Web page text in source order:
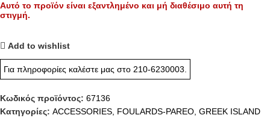
Αυτό το προϊόν είναι εξαντλημένο και μή διαθέσιμο αυτή τη
στιγμή.
Add to wishlist
Για πληροφορίες καλέστε μας στο 210-6230003.
Κωδικός προϊόντος: 67136
Κατηγορίες: ACCESSORIES, FOULARDS-PAREO, GREEK ISLAND